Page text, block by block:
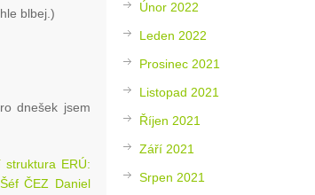
blbej.)
dnešek jsem
struktura ERÚ:
Šéf ČEZ Daniel
Únor 2022
Leden 2022
Prosinec 2021
Listopad 2021
Říjen 2021
Září 2021
Srpen 2021